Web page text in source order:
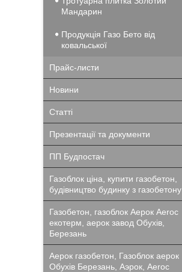
Мандарин
Продукція Газо Бето від
ковальської
Прайс-листи
Новини
Статті
Презентації та документи
ПП Будпостач
Газоблок ціна, купити газобетон,
будівництво будинку з газобетону
Газобетон, газоблок Аерок Aeroc
екотерм, аерок завод Обухів,
Березань
Аерок газобетон, Газоблок аерок
Обухів Березань, Аэрок, Aeroc